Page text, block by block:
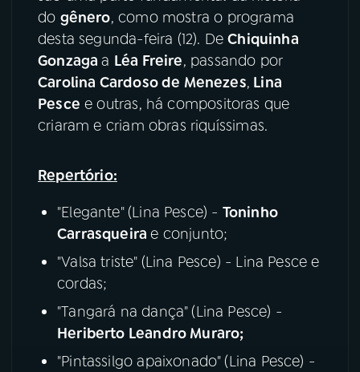
YouTube
Instagram X
TikTok
do gênero, como mostra o programa
desta segunda-feira (12). DeChiquinha
Gonzagaa Léa Freire, passando por
Carolina Cardoso de Menezes, Lina
Pesce e outras, há compositoras que
criaram e criam obras riquíssimas.
Repertório:
"Elegante" (Lina Pesce) - Toninho
Carrasqueirae conjunto;
"Valsa triste" (Lina Pesce) - Lina Pesce e
cordas;
"Tangará na dança" (Lina Pesce) -
Heriberto Leandro Muraro;
"Pintassilgo apaixonado" (Lina Pesce) -